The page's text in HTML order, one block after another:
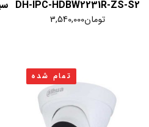
DH-IPC-HDBW2231R-ZS-S2
تومان3,540,000
تمام شده